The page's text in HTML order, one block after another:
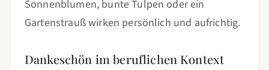
Sonnenblumen, bunte Tulpen oder ein
Gartenstrauß wirken persönlich und aufrichtig.
Dankeschön im beruflichen Kontext